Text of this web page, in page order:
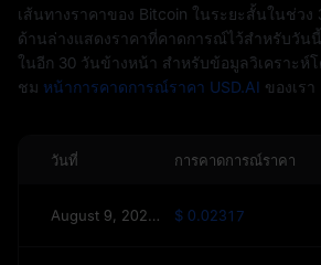
เส้นทางราคาของ Bitcoin ในระยะสั้นในช่วง
ด้านล่างแสดงราคาที่คาดการณ์ไว้สำหรับวัน
ในอีก 30 วันข้างหน้า สำหรับข้อมูลวิเคราะห์โ
ชม หน้าการคาดการณ์ราคา USD.AI ของเรา
วันที่ การคาดการณ์ราคา
August 9, 2026(วันนี้) $ 0.02317